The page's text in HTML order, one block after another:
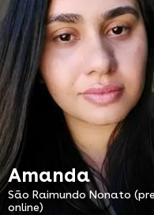
Amanda
São Raimundo Nonato
online)